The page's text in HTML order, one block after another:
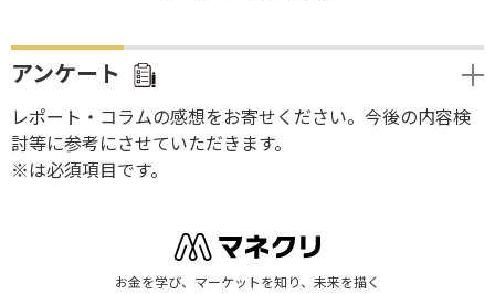
アンケート
レポート・コラムの感想をお寄せください。今後の内容検
討等に参考にさせていただきます。
※は必須項目です。
お金を学び、マーケットを知り、未来を描く